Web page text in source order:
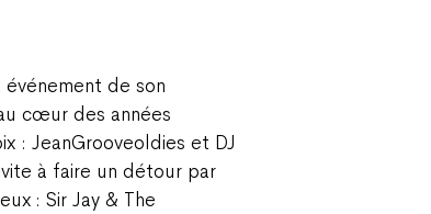
de son
cœur des années
: JeanGrooveoldies et DJ
à faire un détour par
: Sir Jay & The